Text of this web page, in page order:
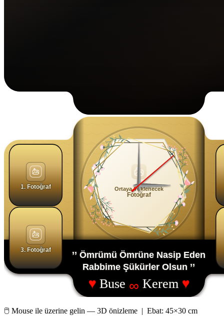
Ortaya Yüklenecek
Fotoğraf
’’ Ömrümü Ömrüne Nasip Eden
Rabbime Şükürler Olsun ’’
♥ Buse ∞ Kerem♥
1. Fotoğraf
3. Fotoğraf
🖱 Mouse ile üzerine gelin — 3D önizleme | Ebat: 45×30 cm